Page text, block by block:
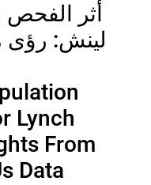
أثر الفحص
لينش: رؤى
Lynch
From
Data